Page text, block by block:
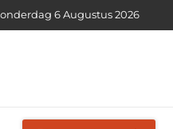
6 Augustus 2026